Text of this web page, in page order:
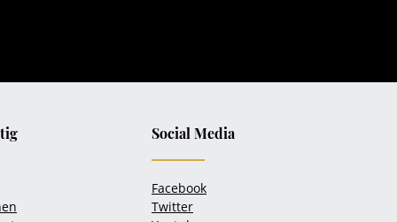
Social Media
Facebook
Twitter